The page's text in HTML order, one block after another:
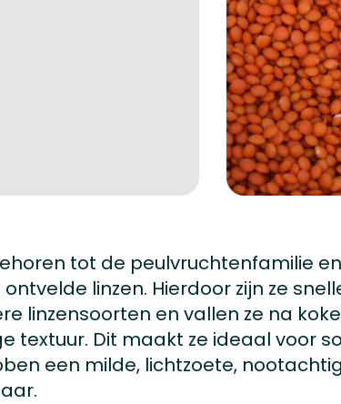
tot de peulvruchtenfamilie
linzen. Hierdoor zijn ze
linzensoorten en vallen ze na
textuur. Dit maakt ze ideaal voor
een milde, lichtzoete,